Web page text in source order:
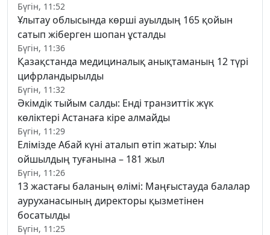
Бүгін, 11:52
Ұлытау облысында көрші ауылдың 165 қойын
сатып жіберген шопан ұсталды
Бүгін, 11:36
Қазақстанда медициналық анықтаманың 12 түрі
цифрландырылды
Бүгін, 11:32
Әкімдік тыйым салды: Енді транзиттік жүк
көліктері Астанаға кіре алмайды
Бүгін, 11:29
Елімізде Абай күні аталып өтіп жатыр: Ұлы
ойшылдың туғанына – 181 жыл
Бүгін, 11:26
13 жастағы баланың өлімі: Маңғыстауда балалар
ауруханасының директоры қызметінен
босатылды
Бүгін, 11:25